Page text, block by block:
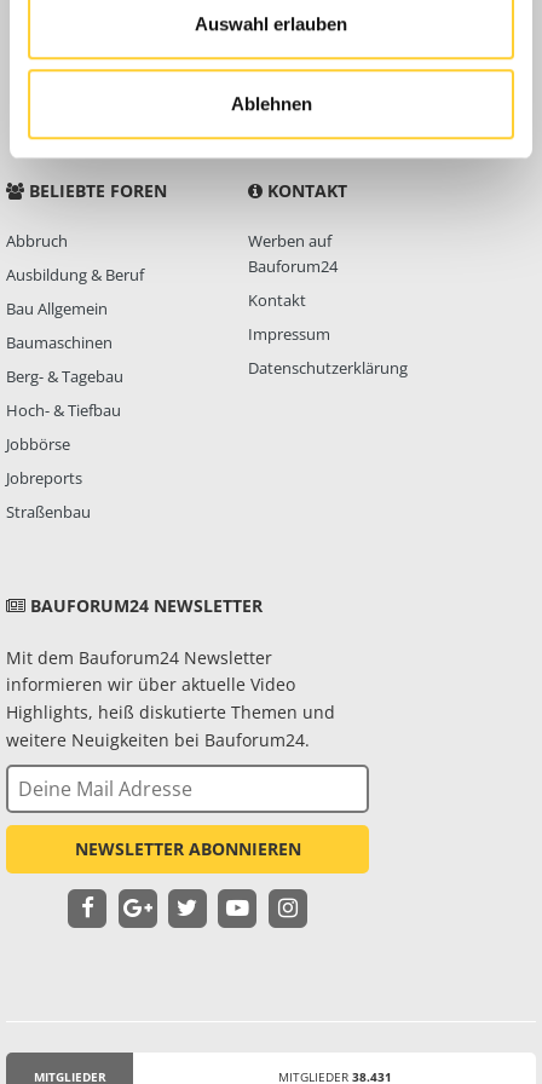
Auswahl erlauben
Ablehnen
Anleitungen
FAQ
Community Regeln
BELIEBTE FOREN
Abbruch
Ausbildung & Beruf
Bau Allgemein
Baumaschinen
Berg- & Tagebau
Hoch- & Tiefbau
Jobbörse
Jobreports
Straßenbau
KONTAKT
Werben auf
Bauforum24
Kontakt
Impressum
Datenschutzerklärung
BAUFORUM24 NEWSLETTER
Mit dem Bauforum24 Newsletter
informieren wir über aktuelle Video
Highlights, heiß diskutierte Themen und
weitere Neuigkeiten bei Bauforum24.
NEWSLETTER ABONNIEREN
MITGLIEDER MITGLIEDER 38.431